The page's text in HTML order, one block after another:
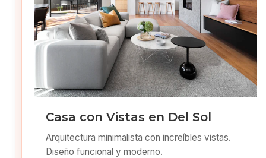
Casa con Vistas en Del Sol
Arquitectura minimalista con increíbles vistas.
Diseño funcional y moderno.